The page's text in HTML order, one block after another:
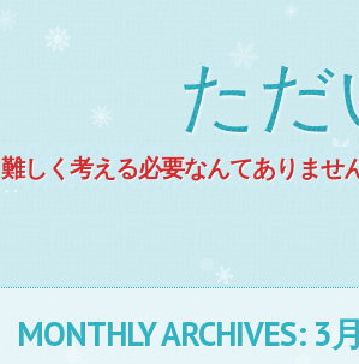
ただ
難しく考える必要なんてありませ
MONTHLY ARCHIVES:3